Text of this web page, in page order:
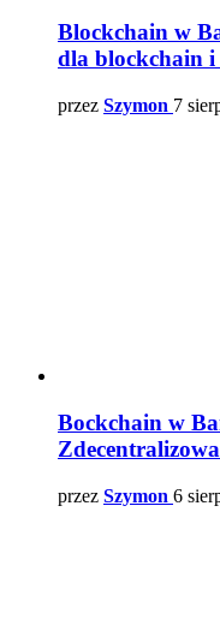
Blockchain w
dla blockchain
przez Szymon 7
Bockchain w
przez Szymon 6